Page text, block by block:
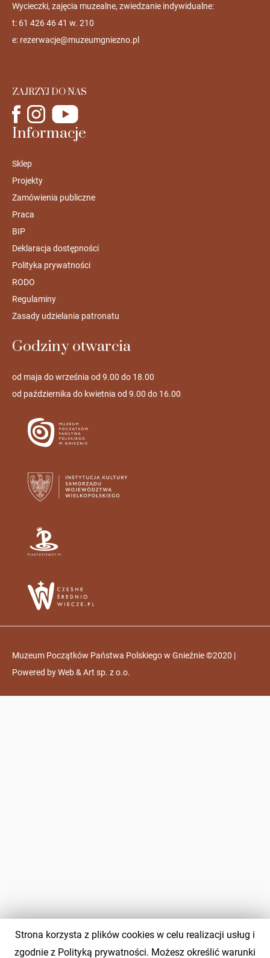
Wycieczki, zajęcia muzealne, zwiedzanie indywidualne:
t: 61 426 46 41 w. 210
e: rezerwacje@muzeumgniezno.pl
ZAJRZYJ DO NAS
Informacje
Sklep
Projekty
Zamówienia publiczne
Praca
BIP
Deklaracja dostępności
Polityka prywatności
RODO
Regulaminy
Zasady udzielania patronatu
Godziny otwarcia
od maja do września od 9.00 do 18.00
od października do kwietnia od 9.00 do 16.00
Muzeum Początków Państwa Polskiego w Gnieźnie ©2020 |
Powered byWeb & Art sp. z o.o.
Strona korzysta z plików cookies w celu realizacji usług i
zgodnie z Polityką prywatności. Możesz określić warunki